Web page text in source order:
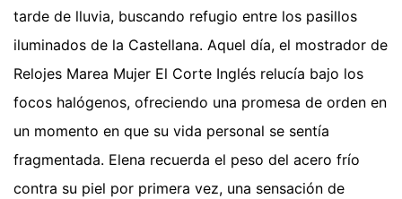
tarde de lluvia, buscando refugio entre los pasillos
iluminados de la Castellana. Aquel día, el mostrador de
Relojes Marea Mujer El Corte Inglés relucía bajo los
focos halógenos, ofreciendo una promesa de orden en
un momento en que su vida personal se sentía
fragmentada. Elena recuerda el peso del acero frío
contra su piel por primera vez, una sensación de